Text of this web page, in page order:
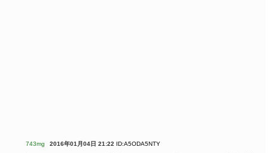
743mg 2016年01月04日 21:22 ID:A5ODA5NTY